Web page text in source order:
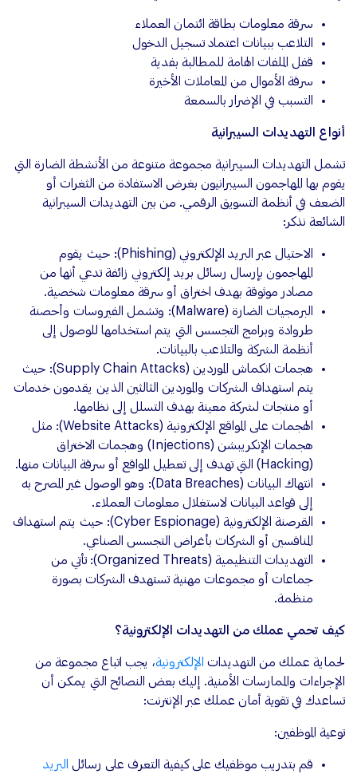
سرقة معلومات بطاقة ائتمان العملاء
التلاعب ببيانات اعتماد تسجيل الدخول
قفل الملفات الهامة للمطالبة بفدية
سرقة الأموال من المعاملات الأخيرة
التسبب في الإضرار بالسمعة
أنواع التهديدات السيبرانية
تشمل التهديدات السيبرانية مجموعة متنوعة من الأنشطة الضارة التي
يقوم بها المهاجمون السيبرانيون بغرض الاستفادة من الثغرات أو
الضعف في أنظمة التسويق الرقمي. من بين التهديدات السيبرانية
الشائعة نذكر:
الاحتيال عبر البريد الإلكتروني (Phishing): حيث يقوم
المهاجمون بإرسال رسائل بريد إلكتروني زائفة تدعي أنها من
مصادر موثوقة بهدف اختراق أو سرقة معلومات شخصية.
البرمجيات الضارة (Malware): وتشمل الفيروسات وأحصنة
طروادة وبرامج التجسس التي يتم استخدامها للوصول إلى
أنظمة الشركة والتلاعب بالبيانات.
هجمات انكماش الموردين (Supply Chain Attacks): حيث
يتم استهداف الشركات والموردين الثالثين الذين يقدمون خدمات
أو منتجات لشركة معينة بهدف التسلل إلى نظامها.
الهجمات على المواقع الإلكترونية (Website Attacks): مثل
هجمات الإنكريبشن (Injections) وهجمات الاختراق
(Hacking) التي تهدف إلى تعطيل المواقع أو سرقة البيانات منها.
انتهاك البيانات (Data Breaches): وهو الوصول غير المصرح به
إلى قواعد البيانات لاستغلال معلومات العملاء.
القرصنة الإلكترونية (Cyber Espionage): حيث يتم استهداف
المنافسين أو الشركات بأغراض التجسس الصناعي.
التهديدات التنظيمية (Organized Threats): تأتي من
جماعات أو مجموعات مهنية تستهدف الشركات بصورة
منظمة.
كيف تحمي عملك من التهديدات الإلكترونية؟
لحماية عملك من التهديدات الإلكترونية، يجب اتباع مجموعة من
الإجراءات والممارسات الأمنية. إليك بعض النصائح التي يمكن أن
تساعدك في تقوية أمان عملك عبر الإنترنت:
توعية الموظفين:
قم بتدريب موظفيك على كيفية التعرف على رسائل البريد